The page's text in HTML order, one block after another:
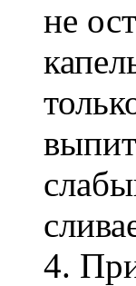
не
4.